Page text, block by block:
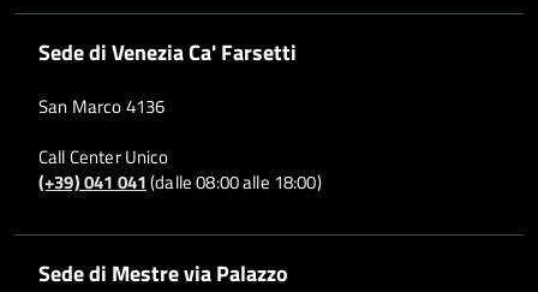
Sede di Venezia Ca' Farsetti
San Marco 4136
Call Center Unico
(+39) 041 041(dalle 08:00 alle 18:00)
Sede di Mestre via Palazzo